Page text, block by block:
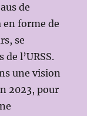
de
en forme de
se
l’URSS.
une vision
2023, pour